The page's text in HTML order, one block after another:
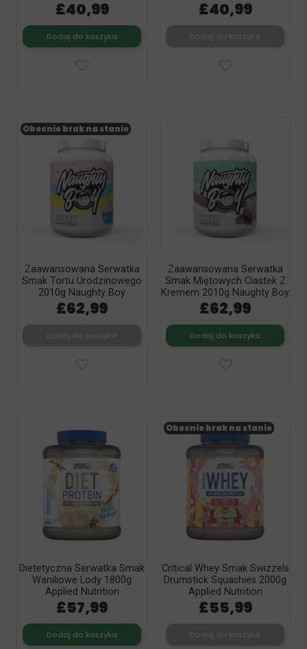
£40,99
Dodaj do koszyka
£40,99
Zaawansowana Serwatka
Smak Tortu Urodzinowego
2010g Naughty Boy
£62,99
Obecnie brak na stanie
Zaawansowana Serwatka
Smak Miętowych Ciastek Z
Kremem 2010g Naughty Boy
£62,99
Dodaj do koszyka
Dietetyczna Serwatka Smak
Waniliowe Lody 1800g
Applied Nutrition
£57,99
Dodaj do koszyka
Critical Whey Smak Swizzels
Drumstick Squashies 2000g
Applied Nutrition
£55,99
Obecnie brak na stanie